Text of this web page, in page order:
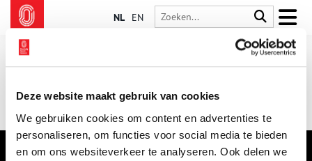
Deze website maakt gebruik van cookies
We gebruiken cookies om content en advertenties te
personaliseren, om functies voor social media te bieden
en om ons websiteverkeer te analyseren. Ook delen we
NL EN